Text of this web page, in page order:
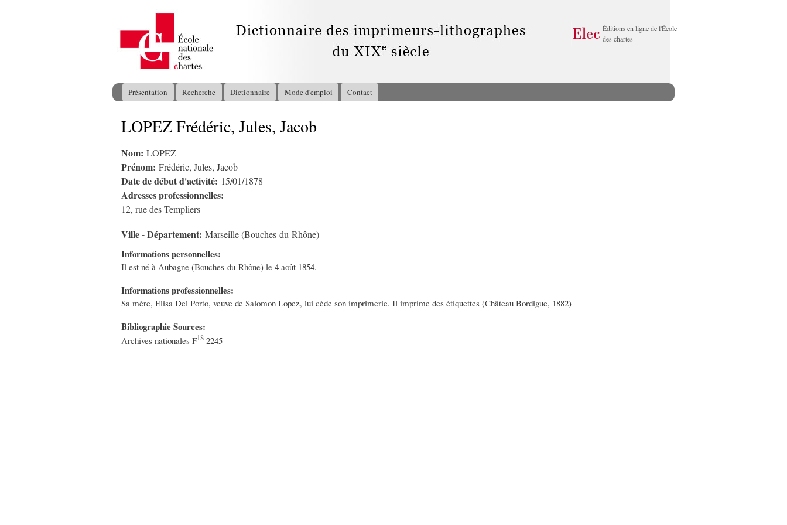
principal
Éditions en ligne de l'École
des chartes
Menu principal
Présentation Recherche Dictionnaire Mode d'emploi Contact
Vous êtes ici
LOPEZ Frédéric, Jules, Jacob
Nom: LOPEZ
Prénom: Frédéric, Jules, Jacob
Date de début d'activité: 15/01/1878
Adresses professionnelles:
12, rue des Templiers
Ville - Département: Marseille (Bouches-du-Rhône)
Informations personnelles:
Il est né à Aubagne (Bouches-du-Rhône) le 4 août 1854.
Informations professionnelles:
Sa mère, Elisa Del Porto, veuve de Salomon Lopez, lui cède son imprimerie. Il imprime des étiquettes (Château Bordigue, 1882)
Bibliographie Sources:
Archives nationales F18 2245